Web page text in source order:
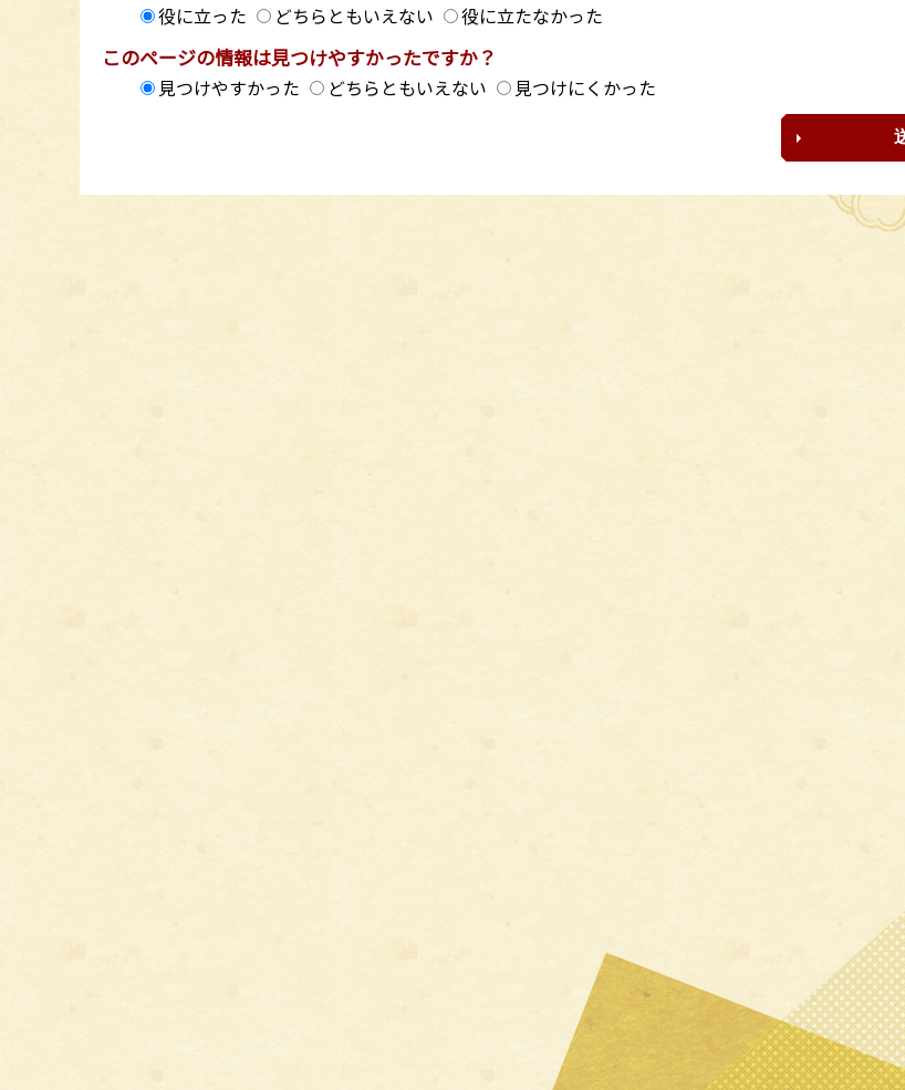
役に立った どちらともいえない 役に立たなかった
このページの情報は見つけやすかったですか？
見つけやすかった どちらともいえない 見つけにくかった